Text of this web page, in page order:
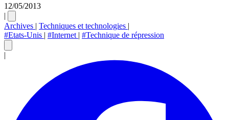
12/05/2013
|
Archives | Techniques et technologies |
#Etats-Unis | #Internet | #Technique de répression
|